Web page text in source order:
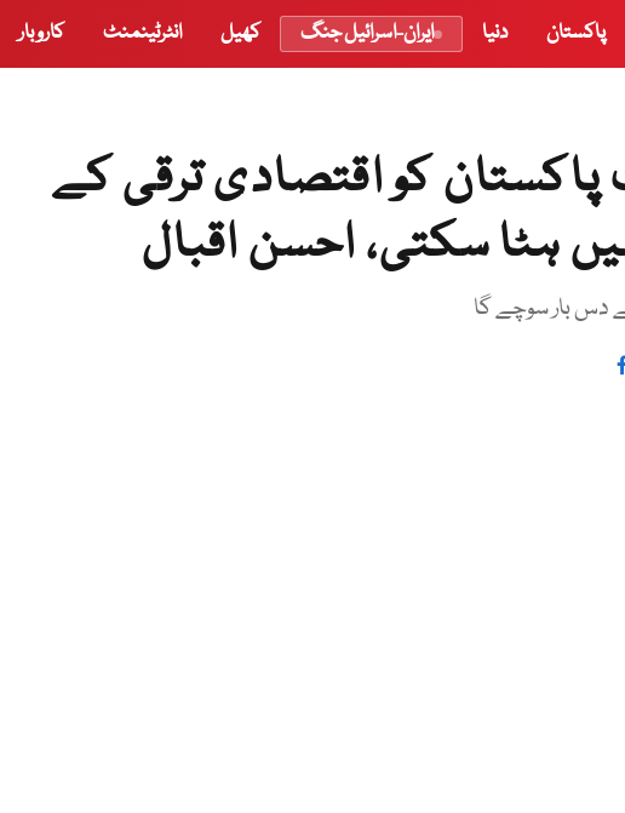
پاکستان دنیا ایران-اسرائیل جنگ کھیل انٹرٹینمنٹ کاروبار
کو اقتصادی ترقی کے
ہٹا سکتی، احسن اقبال
دس بار سوچے گا